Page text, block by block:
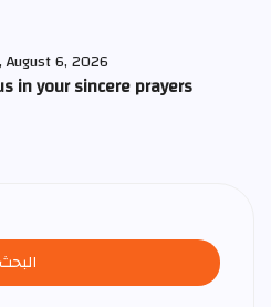
August 6, 2026
in your sincere prayers